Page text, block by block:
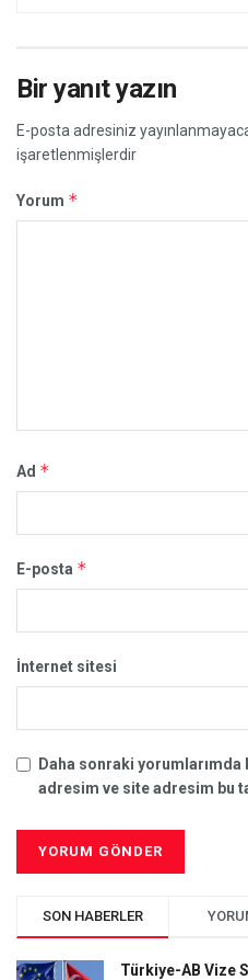
Bir yanıt yazın
E-posta adresiniz
işaretlenmişlerdir
Yorum *
Ad *
E-posta *
İnternet sitesi
Daha sonraki yorumlarımda
adresim ve site adresim bu
SON HABERLER
Türkiye-AB Vize